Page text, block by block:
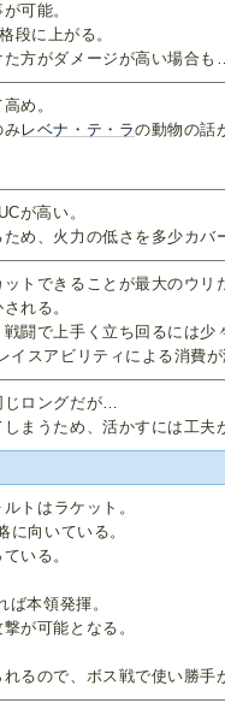
可能。
段に上がる。
た方がダメージが高い場合
め。
みレベナ・テ・ラの動物の話
が高い。
め、火力の低さを多少カバ
トできることが最大のウリ
れる。
闘で上手く立ち回るには少
イスアビリティによる消費
じロングだが…
まうため、活かすには工夫
トはラケット。
に向いている。
いる。
本領発揮。
が可能となる。
るので、ボス戦で使い勝手